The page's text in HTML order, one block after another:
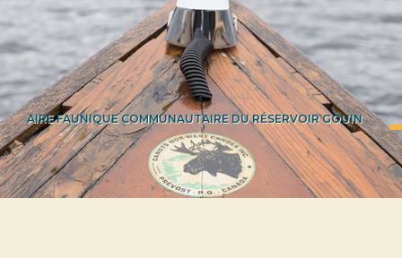
FORMULAIRES
CARTOGRAPHIE
RÈGLEMENTATION
DOCUMENTATION
AIRE FAUNIQUE COMMUNAUTAIRE DU RÉSERVOIR GOUIN